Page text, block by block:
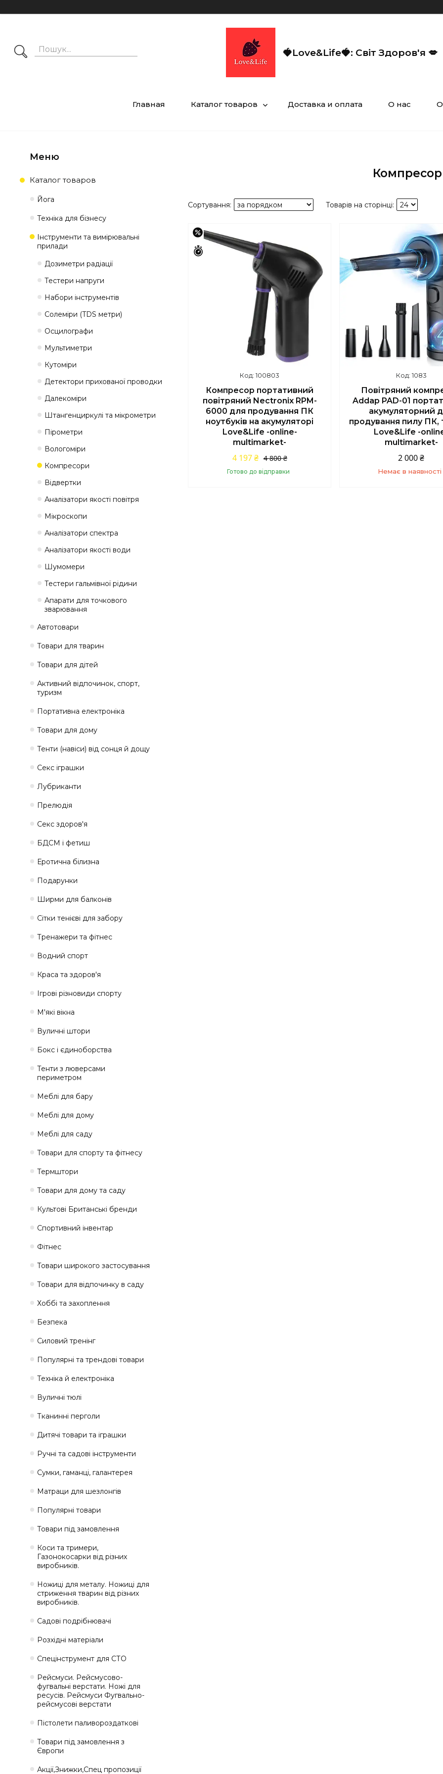
🍓Love&Life🍓: Світ Здоров'я 💋
Главная Каталог товаров Доставка и оплата О нас
–13%
Залишилось 46 днів
100803
Компресор портативний
повітряний Nectronix RPM-
6000 для продування ПК
ноутбуків на акумуляторі
Love&Life -online-
multimarket-
4 800 ₴
4 197 ₴
Готово до відправки
1083
Повітряний
Addap PAD-01
акумуляторний
продування пилу ПК,
Love&Life -
multimarket-
2 000 ₴
Немає в наявності
Каталог товаров
Йога
Техніка для бізнесу
Інструменти та вимірювальні
прилади
Дозиметри радіації
Тестери напруги
Набори інструментів
Солеміри (TDS метри)
Осцилографи
Мультиметри
Кутоміри
Детектори прихованої проводки
Далекоміри
Штангенциркулі та мікрометри
Пірометри
Вологоміри
Компресори
Відвертки
Аналізатори якості повітря
Мікроскопи
Аналізатори спектра
Аналізатори якості води
Шумомери
Тестери гальмівної рідини
Апарати для точкового
зварювання
Автотовари
Товари для тварин
Товари для дітей
Активний відпочинок, спорт,
туризм
Портативна електроніка
Товари для дому
Тенти (навіси) від сонця й дощу
Секс іграшки
Лубриканти
Прелюдія
Секс здоров'я
БДСМ і фетиш
Еротична білизна
Подарунки
Ширми для балконів
Сітки тенієві для забору
Тренажери та фітнес
Водний спорт
Краса та здоров'я
Ігрові різновиди спорту
М'які вікна
Вуличні штори
Бокс і єдиноборства
Тенти з люверсами
периметром
Меблі для бару
Меблі для дому
Меблі для саду
Товари для спорту та фітнесу
Термштори
Товари для дому та саду
Культові Британські бренди
Спортивний інвентар
Фітнес
Товари широкого застосування
Товари для відпочинку в саду
Хоббі та захоплення
Безпека
Силовий тренінг
Популярні та трендові товари
Техніка й електроніка
Вуличні тюлі
Тканинні перголи
Дитячі товари та іграшки
Ручні та садові інструменти
Сумки, гаманці, галантерея
Матраци для шезлонгів
Популярні товари
Товари під замовлення
Коси та тримери,
Газонокосарки від різних
виробників.
Ножиці для металу. Ножиці для
стриження тварин від різних
виробників.
Садові подрібнювачі
Розхідні матеріали
Спецінструмент для СТО
Рейсмуси. Рейсмусово-
фугвальні верстати. Ножі для
ресусів. Рейсмуси Фугвально-
рейсмусові верстати
Пістолети паливороздаткові
Товари під замовлення з
Європи
Акції,Знижки,Спец пропозиції